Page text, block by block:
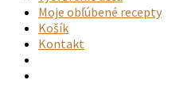
Moje obľúbené recepty
Košík
Kontakt